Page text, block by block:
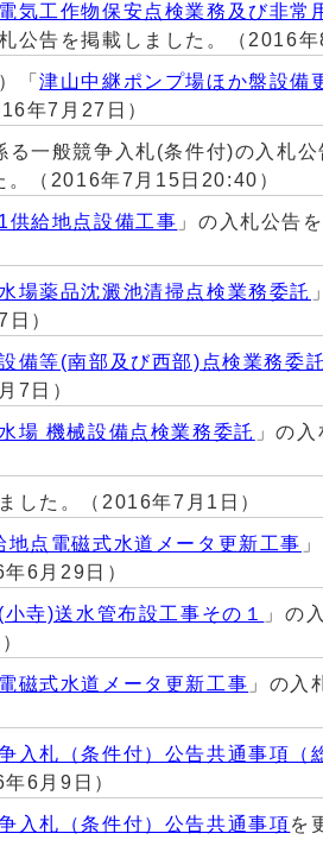
気工作物保安点検業務及び非常
公告を掲載しました。（2016年
「津山中継ポンプ場ほか盤設備
年7月27日）
る一般競争入札(条件付)の入札公
。（2016年7月15日20:40）
供給地点設備工事 」の入札公告
場薬品沈澱池清掃点検業務委託
）
備等(南部及び西部)点検業務委託
7日）
場 機械設備点検業務委託 」の
した。（2016年7月1日）
地点電磁式水道メータ更新工事
6月29日）
寺)送水管布設工事その１
」の
磁式水道メータ更新工事 」の入
入札（条件付）公告共通事項（
6月9日）
入札（条件付）公告共通事項を